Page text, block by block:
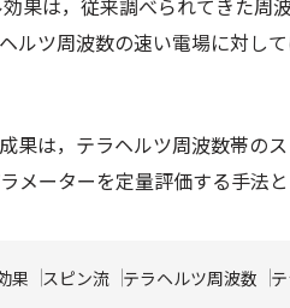
果は，従来調べられてきた
ルツ周波数の速い電場に対し
果は，テラヘルツ周波数帯の
メーターを定量評価する手法
果 スピン流 テラヘルツ周波数